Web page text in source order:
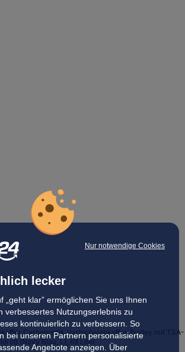
Nur notwendige Cookies
lecker
„geht klar” ermöglichen Sie uns Ihnen
verbessertes Nutzungserlebnis zu
kontinuierlich zu verbessern. So
bei unseren Partnern personalisierte
Angebote anzeigen. Über